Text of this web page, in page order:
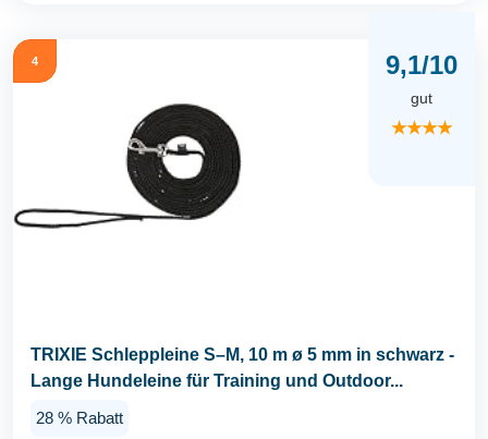
4 9,1/10
gut
★★★★
TRIXIE Schleppleine S–M, 10 m ø 5 mm in schwarz -
Lange Hundeleine für Training und Outdoor...
28 % Rabatt